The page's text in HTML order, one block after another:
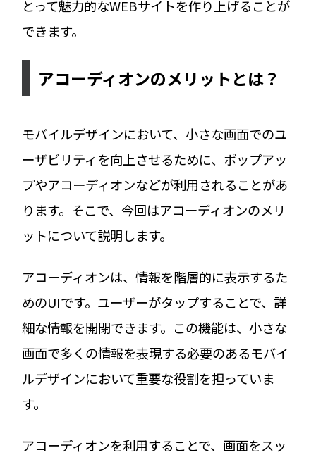
とって魅力的なWEBサイトを作り上げることが
できます。
アコーディオンのメリットとは？
モバイルデザインにおいて、小さな画面でのユ
ーザビリティを向上させるために、ポップアッ
プやアコーディオンなどが利用されることがあ
ります。そこで、今回はアコーディオンのメリ
ットについて説明します。
アコーディオンは、情報を階層的に表示するた
めのUIです。ユーザーがタップすることで、詳
細な情報を開閉できます。この機能は、小さな
画面で多くの情報を表現する必要のあるモバイ
ルデザインにおいて重要な役割を担っていま
す。
アコーディオンを利用することで、画面をスッ